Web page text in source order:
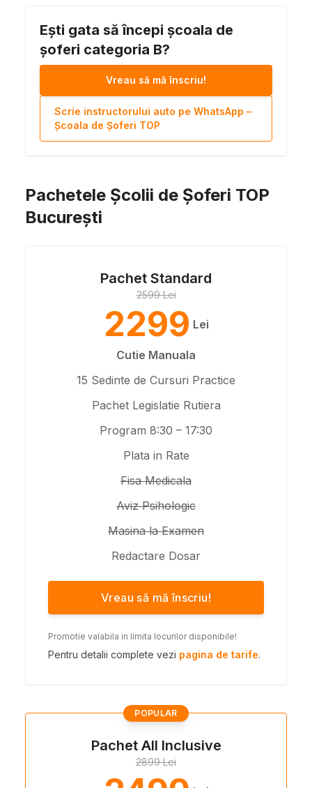
Ești gata să începi școala de
șoferi categoria B?
Vreau să mă înscriu!
Scrie instructorului auto pe WhatsApp –
Școala de Șoferi TOP
Pachetele Școlii de Șoferi TOP
București
Pachet Standard
2599 Lei
2299 Lei
Cutie Manuala
15 Sedinte de Cursuri Practice
Pachet Legislatie Rutiera
Program 8:30 – 17:30
Plata in Rate
Fisa Medicala
Aviz Psihologic
Masina la Examen
Redactare Dosar
Vreau să mă înscriu!
Promotie valabila in limita locurilor disponibile!
Pentru detalii complete vezi pagina de tarife.
POPULAR
Pachet All Inclusive
2899 Lei